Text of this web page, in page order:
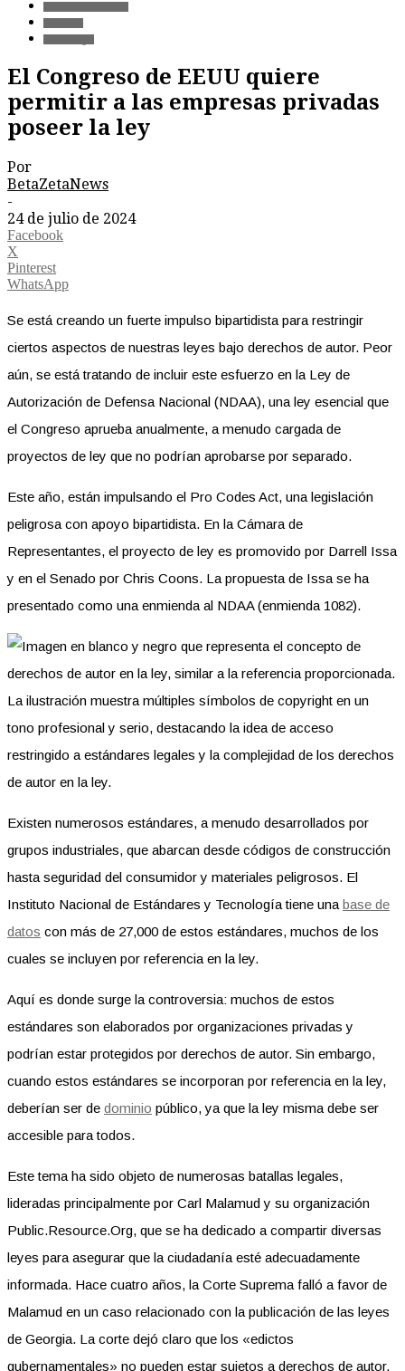
El Congreso de EEUU quiere
permitir a las empresas privadas
poseer la ley
Por
BetaZetaNews
-
24 de julio de 2024
Facebook
X
Pinterest
WhatsApp
Se está creando un fuerte impulso bipartidista para restringir
ciertos aspectos de nuestras leyes bajo derechos de autor. Peor
aún, se está tratando de incluir este esfuerzo en la Ley de
Autorización de Defensa Nacional (NDAA), una ley esencial que
el Congreso aprueba anualmente, a menudo cargada de
proyectos de ley que no podrían aprobarse por separado.
Este año, están impulsando el Pro Codes Act, una legislación
peligrosa con apoyo bipartidista. En la Cámara de
Representantes, el proyecto de ley es promovido por Darrell Issa
y en el Senado por Chris Coons. La propuesta de Issa se ha
presentado como una enmienda al NDAA (enmienda 1082).
Existen numerosos estándares, a menudo desarrollados por
grupos industriales, que abarcan desde códigos de construcción
hasta seguridad del consumidor y materiales peligrosos. El
Instituto Nacional de Estándares y Tecnología tiene una base de
datos con más de 27,000 de estos estándares, muchos de los
cuales se incluyen por referencia en la ley.
Aquí es donde surge la controversia: muchos de estos
estándares son elaborados por organizaciones privadas y
podrían estar protegidos por derechos de autor. Sin embargo,
cuando estos estándares se incorporan por referencia en la ley,
deberían ser de dominio público, ya que la ley misma debe ser
accesible para todos.
Este tema ha sido objeto de numerosas batallas legales,
lideradas principalmente por Carl Malamud y su organización
Public.Resource.Org, que se ha dedicado a compartir diversas
leyes para asegurar que la ciudadanía esté adecuadamente
informada. Hace cuatro años, la Corte Suprema falló a favor de
Malamud en un caso relacionado con la publicación de las leyes
de Georgia. La corte dejó claro que los «edictos
gubernamentales» no pueden estar sujetos a derechos de autor.